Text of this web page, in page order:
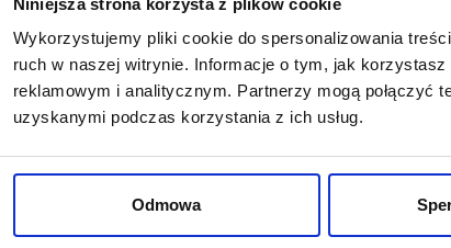
Niniejsza strona korzysta z plików cookie
Wykorzystujemy pliki cookie do spersonalizowania
ruch w naszej witrynie. Informacje o tym, jak
reklamowym i analitycznym. Partnerzy mogą połączyć
uzyskanymi podczas korzystania z ich usług.
Odmowa
równolegle kilkanaście projektów na różnych
podmiotu o dużo większych niż dotychczas
wymagania naszych klientów, wydłużającą się listę
bardziej wydajną i zwinną strukturą, zachowując
starym szyldem – tłumaczy Fabian Eryk Barbarowicz,
jedynie do rebrandingu spółki, a ich zakres jest dość
z jednym inwestorem finansującym, a teraz wychodzimy
które się do nas zgłaszają i są zainteresowane